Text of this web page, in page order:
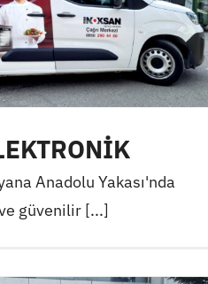
Anadolu Yakası'nda
güvenilir [...]